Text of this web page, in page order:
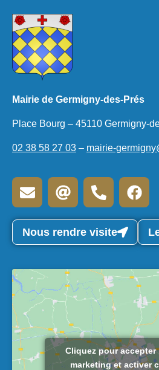
Mairie de Germigny-des-Prés
Place Bourg – 45110 Germigny-
02 38 58 27 03 – mairie-
Nous rendre visite
Cliquez pour
marketing et activer